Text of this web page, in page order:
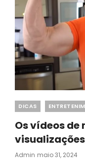
Categories
DICAS
Os vídeos de
Admin Posted
Maio 31, 2024